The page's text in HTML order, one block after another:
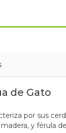
de Gato
por sus
y férula